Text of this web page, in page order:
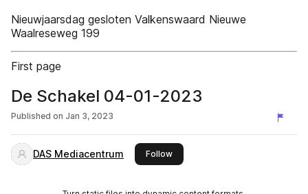
Nieuwjaarsdag gesloten Valkenswaard Nieuwe
Waalreseweg 199
First page
De Schakel 04-01-2023
Published on Jan 3, 2023
DAS Mediacentrum Followthis publisher